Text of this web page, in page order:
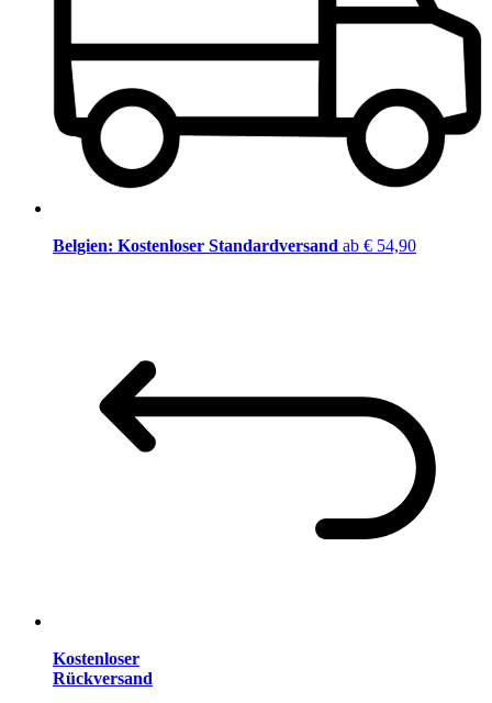
Belgien: Kostenloser Standardversand ab € 54,90
Kostenloser
Rückversand